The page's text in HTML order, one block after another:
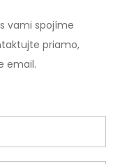
vami spojíme
priamo,
email.